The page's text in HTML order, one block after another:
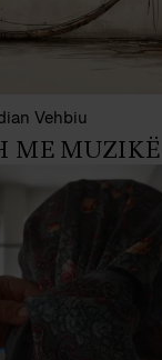
Vehbiu
ME MUZIKË